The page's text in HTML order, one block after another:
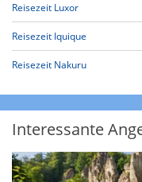
Reisezeit Luxor
Reisezeit Iquique
Reisezeit Nakuru
Interessante